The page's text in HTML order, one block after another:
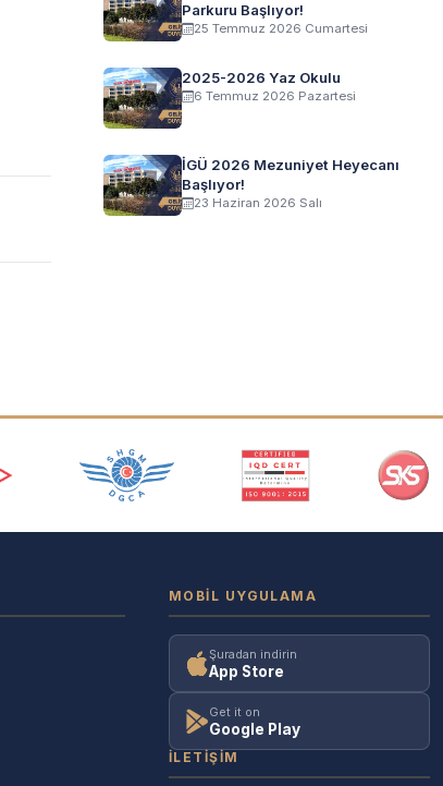
Parkuru Başlıyor!
25 Temmuz 2026 Cumartesi
2025-2026 Yaz Okulu
6 Temmuz 2026 Pazartesi
İGÜ 2026 Mezuniyet Heyecanı
Başlıyor!
23 Haziran 2026 Salı
MOBIL UYGULAMA
Şuradan indirin
App Store
Get it on
Google Play
İLETIŞIM